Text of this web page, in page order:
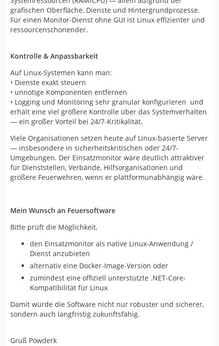
grafischen Oberfläche, Dienste und Hintergrundprozesse.
Für einen Monitor-Dienst ohne GUI ist Linux effizienter und
ressourcenschonender.
Kontrolle & Anpassbarkeit
Auf Linux-Systemen kann man:
• Dienste exakt steuern
• unnötige Komponenten entfernen
• Logging und Monitoring sehr granular konfigurieren und
erhält eine viel größere Kontrolle über das Systemverhalten
— ein großer Vorteil bei 24/7-Kritikalität.
Viele Organisationen setzen heute auf Linux-basierte Server
— insbesondere in sicherheitskritischen oder 24/7-
Umgebungen. Der Einsatzmonitor wäre deutlich attraktiver
für Dienststellen, Verbände, Hilfsorganisationen und
größere Feuerwehren, wenn er plattformunabhängig wäre.
Mein Wunsch an Feuersoftware
Bitte prüft die Möglichkeit,
den Einsatzmonitor als native Linux-Anwendung /
Dienst anzubieten
alternativ eine Docker-Image-Version oder
zumindest eine offiziell unterstützte .NET-Core-
Kompatibilität für Linux
Damit würde die Software nicht nur robuster und sicherer,
sondern auch langfristig zukunftsfähig.
Gruß Powderk